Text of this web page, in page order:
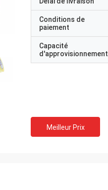
Conditions de
paiement
Capacité
d'approvisionnement
Meilleur Prix